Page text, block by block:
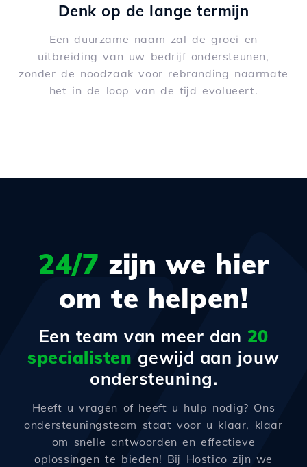
Denk op de lange termijn
Een duurzame naam zal de groei en
uitbreiding van uw bedrijf ondersteunen,
zonder de noodzaak voor rebranding naarmate
het in de loop van de tijd evolueert.
24/7 zijn we hier
om te helpen!
Een team van meer dan 20
specialisten gewijd aan jouw
ondersteuning.
Heeft u vragen of heeft u hulp nodig? Ons
ondersteuningsteam staat voor u klaar, klaar
om snelle antwoorden en effectieve
oplossingen te bieden! Bij Hostico zijn we